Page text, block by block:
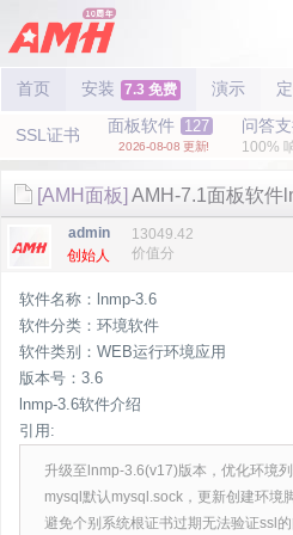
首页 安装 7.3 免费 演示
SSL证书 面板软件 127
2026-08-08 更新!
问答
100%
[AMH面板] AMH-7.1面板软件
admin
创始人
13049.42
价值分
软件名称：lnmp-3.6
软件分类：环境软件
软件类别：WEB运行环境应用
版本号：3.6
lnmp-3.6软件介绍
引用:
升级至lnmp-3.6(v17)版本，优化环境
mysql默认mysql.sock，更新创建环境
避免个别系统根证书过期无法验证ssl